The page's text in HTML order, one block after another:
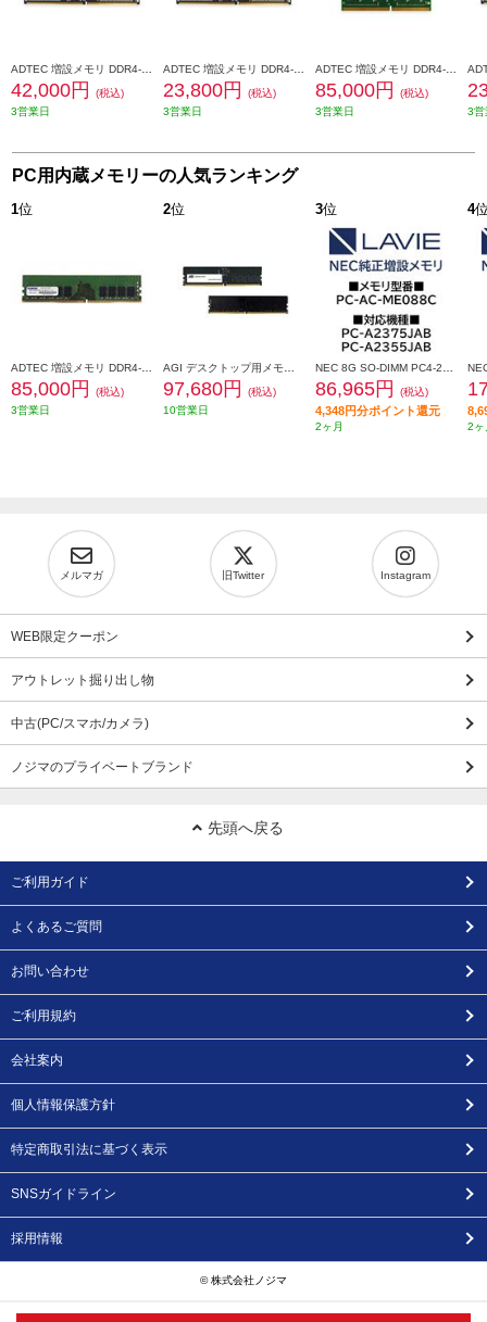
42,000円
(税込)
3営業日
23,800円
(税込)
3営業日
85,000円
(税込)
3営業日
3営
PC用内蔵メモリーの人気ランキング
1位
85,000円
(税込)
3営業日
2位
97,680円
(税込)
10営業日
3位
86,965円 (税込)
4,348円分ポイント還元
2ヶ月
4
2ヶ
メルマガ 旧Twitter Instagram
WEB限定クーポン
アウトレット掘り出し物
中古(PC/スマホ/カメラ)
ノジマのプライベートブランド
先頭へ戻る
ご利用ガイド
よくあるご質問
お問い合わせ
ご利用規約
会社案内
個人情報保護方針
特定商取引法に基づく表示
SNSガイドライン
採用情報
© 株式会社ノジマ